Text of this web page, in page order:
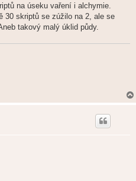
na úseku vaření i alchymie.
30 skriptů se zúžilo na 2, ale se
takový malý úklid půdy.